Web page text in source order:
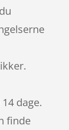
dage.
finde